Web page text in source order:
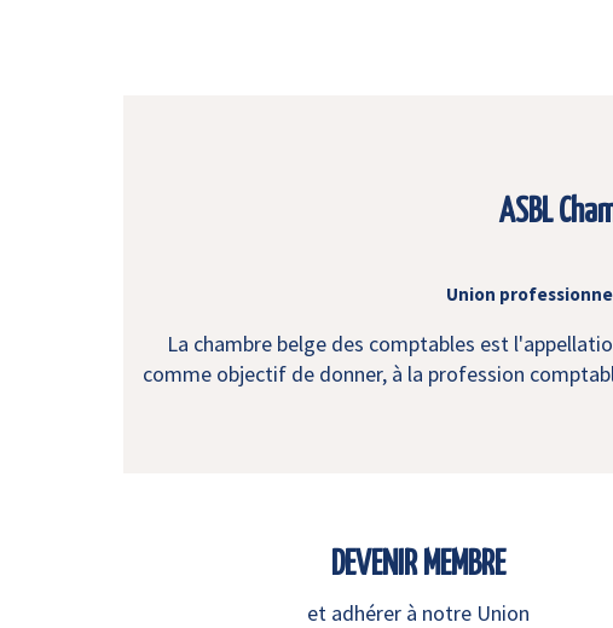
ASBL
Union
La chambre belge des comptables est
comme objectif de donner, à la profession
DEVENIR MEMBRE
et adhérer à notre Union